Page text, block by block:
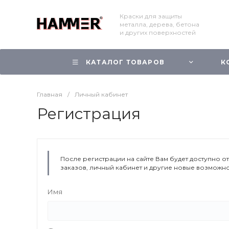
Краски для защиты
металла, дерева, бетона
и других поверхностей
КАТАЛОГ ТОВАРОВ
Главная / Личный кабинет
Регистрация
После регистрации на сайте Вам будет доступно
заказов, личный кабинет и другие новые
Имя